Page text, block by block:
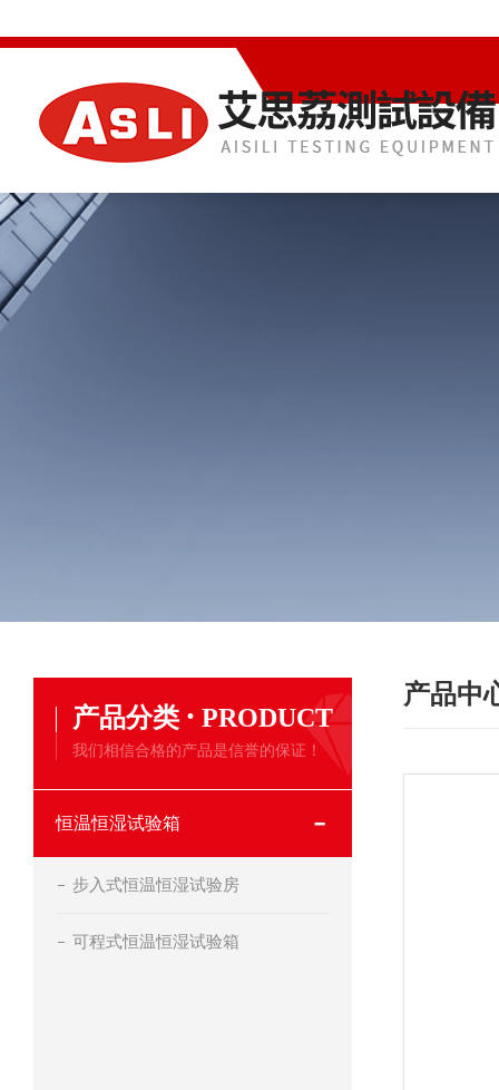
产品分类 · PRODUCT
我们相信合格的产品是信誉的保证！
恒温恒湿试验箱
步入式恒温恒湿试验房
可程式恒温恒湿试验箱
产品中